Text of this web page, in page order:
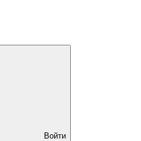
Войти